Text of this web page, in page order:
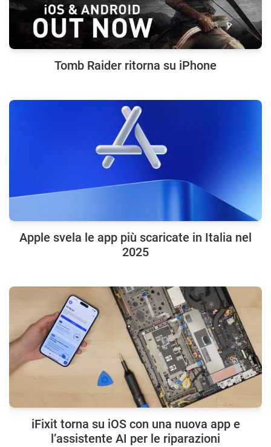
Tomb Raider ritorna su iPhone
Apple svela le app più scaricate in Italia nel
2025
iFixit torna su iOS con una nuova app e
l’assistente AI per le riparazioni